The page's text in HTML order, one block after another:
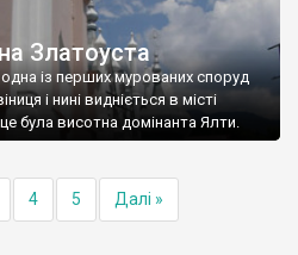
Златоуста
із перших мурованих споруд
і нині видніється в місті
була висотна домінанта Ялти.
4 5 Далі »